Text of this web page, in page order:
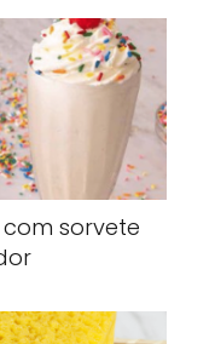
sorvete